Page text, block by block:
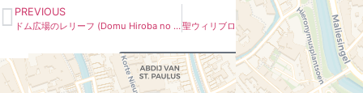
PREVIOUS
ドム広場のレリーフ (Domu Hiroba no Rerīfu)
NEXT
聖ウィリブロード教会 (Sei Uiriburōdo Kyōkai)
overview signs